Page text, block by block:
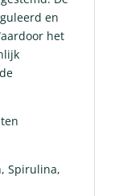
en
het
Spirulina,